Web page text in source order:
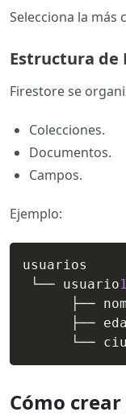
Selecciona la más
Estructura de
Firestore se
Colecciones.
Documentos.
Campos.
Ejemplo:
usuarios
└── usuario1
├──
├──
└──
Cómo